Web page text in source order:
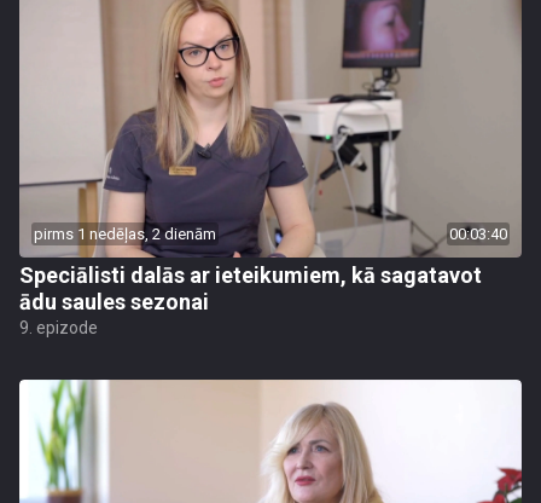
pirms 1 nedēļas, 2 dienām 00:03:40
Speciālisti dalās ar ieteikumiem, kā sagatavot
ādu saules sezonai
9. epizode